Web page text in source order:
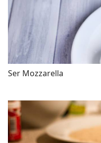
Ser Mozzarella